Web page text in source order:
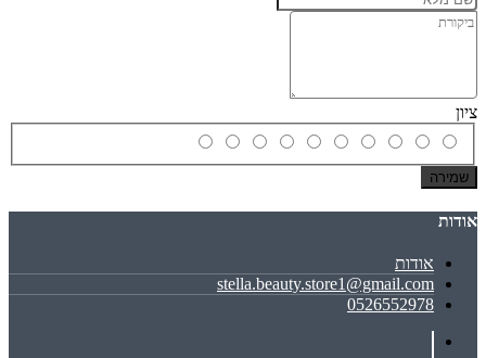
ציון
שמירה
אודות
אודות
stella.beauty.store1@gmail.com
0526552978